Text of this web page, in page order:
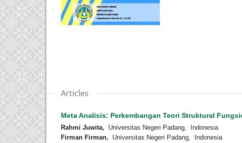
Articles
Meta Analisis: Perkembangan Teori Struktural
Rahmi Juwita, Universitas Negeri Padang, Indonesia
Firman Firman, Universitas Negeri Padang, Indonesia